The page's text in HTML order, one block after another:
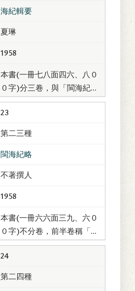
海紀輯要
夏琳
1958
本書(一冊七八面四六、八０
０字)分三卷，與「閩海紀
要」同為夏琳撰(見第一一種
「閩海紀要」篇)。凡屬體
裁、內容殆與「紀要」同，
為紀述臺灣鄭氏之...
23
第二三種
閩海紀略
不著撰人
1958
本書(一冊六六面三九、六０
０字)不分卷，前半卷稱「閩
海紀略」，後半卷稱「後紀
略」；不著撰人。大體而
言，此書與「海紀輯要」及
「閩海紀要」相似，...
24
第二四種